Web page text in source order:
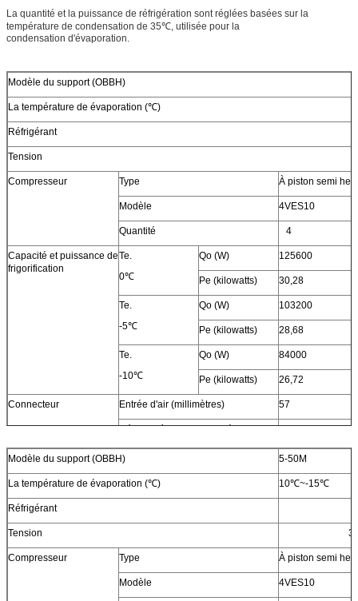
Dimension hors-tout L (millimètre)
W (millimètre)
La quantité et la puissance de réfrigération sont réglées basées sur la
température de condensation de 35℃, utilisée pour la
condensation d'évaporation.
Modèle du support (OBBH)
La température de évaporation (℃)
Réfrigérant
Tension
Compresseur Type À piston semi
Modèle 4VES10
Quantité 4
Capacité et puissance de
frigorification
Te.
0℃
Qo (W) 125600
Pe (kilowatts) 30,28
Te.
-5℃
Qo (W) 103200
Pe (kilowatts) 28,68
Te.
-10℃
Qo (W) 84000
Pe (kilowatts) 26,72
Connecteur Entrée d'air (millimètres) 57
Débouché liquide (millimètre) 28
Bouche d'air (millimètres) 45
Admission liquide (millimètre) 28
Dimension hors-tout
Modèle du support (OBBH) 5-50M
La température de évaporation (℃) 10℃~-15℃
Réfrigérant
Tension
Compresseur Type À piston semi
Modèle 4VES10